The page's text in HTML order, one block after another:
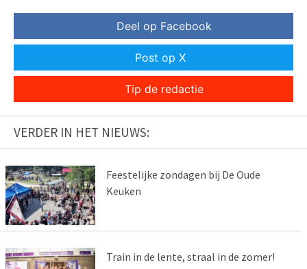
Deel op Facebook
Post op X
Tip de redactie
VERDER IN HET NIEUWS:
Feestelijke zondagen bij De Oude
Keuken
Train in de lente, straal in de zomer!